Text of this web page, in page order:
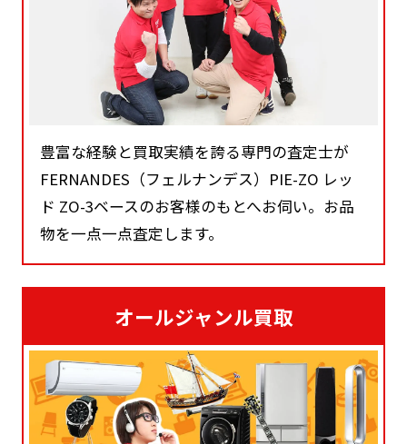
豊富な経験と買取実績を誇る専門の査定士が
FERNANDES（フェルナンデス）PIE-ZO レッ
ド ZO-3ベースのお客様のもとへお伺い。お品
物を一点一点査定します。
オールジャンル買取